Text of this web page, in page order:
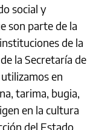
social y
son parte de la
de la
la Secretaría de
en
tarima, bugia,
en la cultura
del Estado